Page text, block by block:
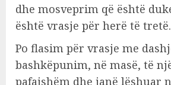
dhe mosveprim që është
është vrasje për herë të tretë.
Po flasim për vrasje me
bashkëpunim, në masë, të
pafajshëm dhe janë lëshuar